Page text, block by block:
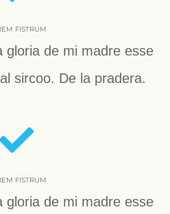
FISTRUM
gloria de mi madre esse
sircoo. De la pradera.
FISTRUM
gloria de mi madre esse